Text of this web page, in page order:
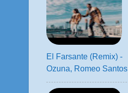
El Farsante (Remix) -
Ozuna, Romeo Santos